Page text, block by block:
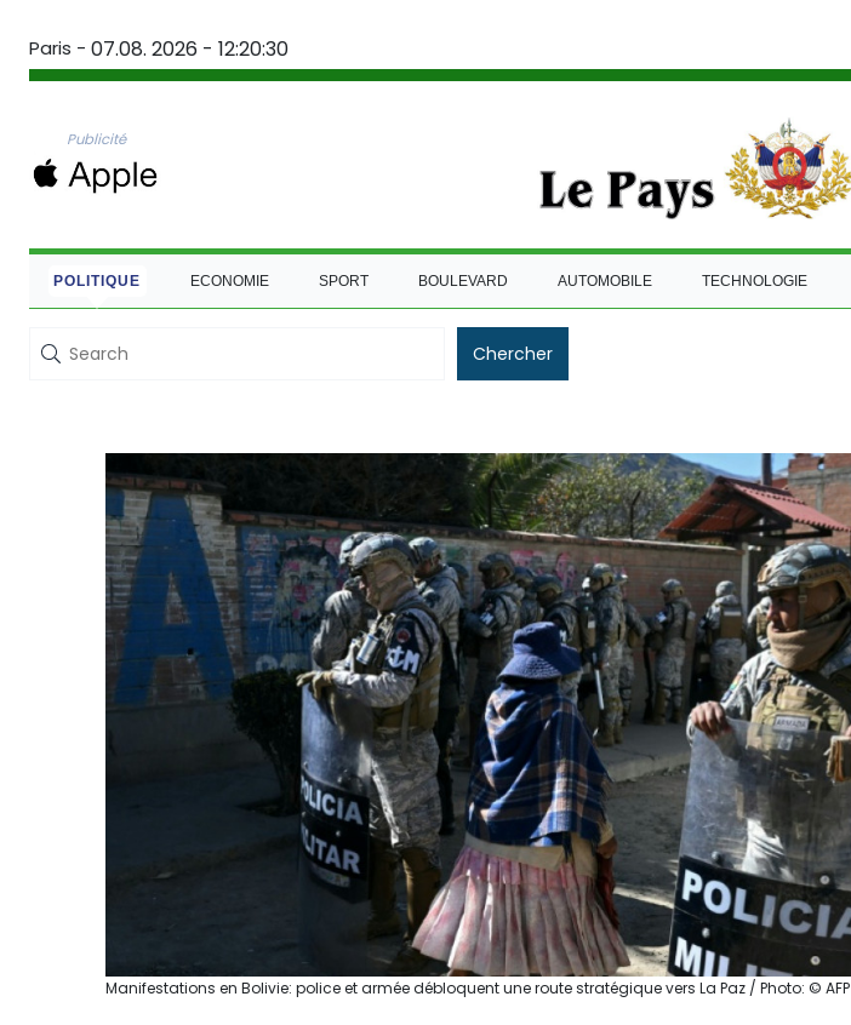
Paris - 07.08. 2026 - 12:20:31
Publicité
POLITIQUE ECONOMIE SPORT BOULEVARD AUTOMOBILE TECHNOLOGIE
Chercher
Manifestations en Bolivie: police et armée débloquent une route stratégique vers La Paz / Photo: © AFP